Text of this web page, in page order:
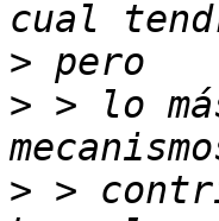
>
> > lo
> >